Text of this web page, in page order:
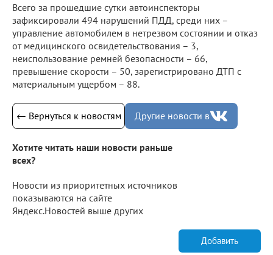
Всего за прошедшие сутки автоинспекторы
зафиксировали 494 нарушений ПДД, среди них –
управление автомобилем в нетрезвом состоянии и отказ
от медицинского освидетельствования – 3,
неиспользование ремней безопасности – 66,
превышение скорости – 50, зарегистрировано ДТП с
материальным ущербом – 88.
← Вернуться к новостям Другие новости в
Хотите читать наши новости раньше
всех?
Новости из приоритетных источников
показываются на сайте
Яндекс.Новостей выше других
Добавить